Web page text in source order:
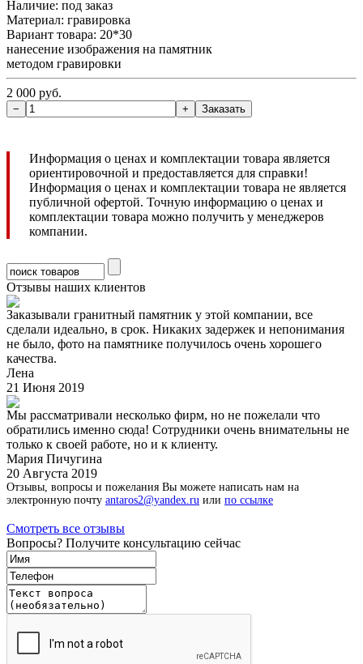
Наличие: под заказ
Материал: гравировка
Вариант товара: 20*30
нанесение изображения на памятник
методом гравировки
2 000 руб.
Информация о ценах и комплектации товара является
ориентировочной и предоставляется для справки!
Информация о ценах и комплектации товара не является
публичной офертой. Точную информацию о ценах и
комплектации товара можно получить у менеджеров
компании.
Отзывы наших клиентов
Заказывали гранитный памятник у этой компании, все
сделали идеально, в срок. Никаких задержек и непонимания
не было, фото на памятнике получилось очень хорошего
качества.
Лена
21 Июня 2019
Мы рассматривали несколько фирм, но не пожелали что
обратились именно сюда! Сотрудники очень внимательны не
только к своей работе, но и к клиенту.
Мария Пичугина
20 Августа 2019
Отзывы, вопросы и пожелания Вы можете написать нам на
электронную почту antaros2@yandex.ru или по ссылке
Смотреть все отзывы
Вопросы? Получите консультацию сейчас